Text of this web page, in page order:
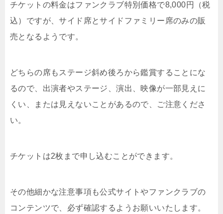
チケットの料金はファンクラブ特別価格で8,000円（税
込）ですが、サイド席とサイドファミリー席のみの販
売となるようです。
どちらの席もステージ斜め後ろから鑑賞することにな
るので、出演者やステージ、演出、映像が一部見えに
くい、または見えないことがあるので、ご注意くださ
い。
チケットは2枚まで申し込むことができます。
その他細かな注意事項も公式サイトやファンクラブの
コンテンツで、必ず確認するようお願いいたします。